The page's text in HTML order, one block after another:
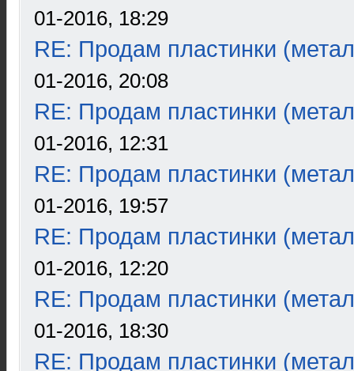
01-2016, 18:29
RE: Продам пластинки
01-2016, 20:08
RE: Продам пластинки
01-2016, 12:31
RE: Продам пластинки
01-2016, 19:57
RE: Продам пластинки
01-2016, 12:20
RE: Продам пластинки
01-2016, 18:30
RE: Продам пластинки